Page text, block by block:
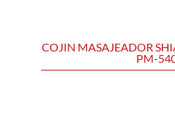
COJIN MASAJEADOR
PM-